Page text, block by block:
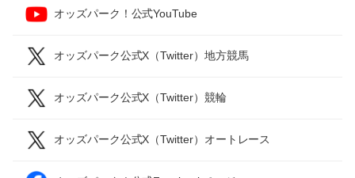
オッズパーク！公式YouTube
オッズパーク公式X（Twitter）地方競馬
オッズパーク公式X（Twitter）競輪
オッズパーク公式X（Twitter）オートレース